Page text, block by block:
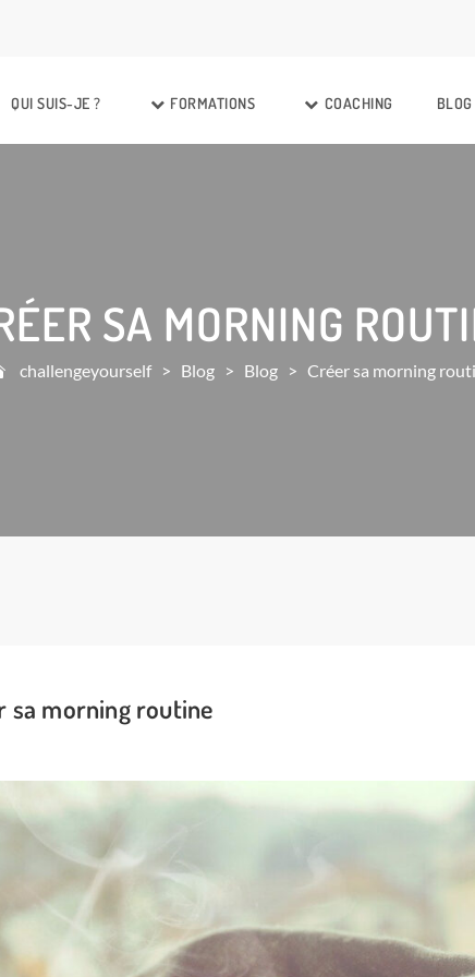
QUI SUIS-JE ? FORMATIONS COACHING BLOG
SA MORNING
challengeyourself > Blog > Blog > Créer sa morning
sa morning routine